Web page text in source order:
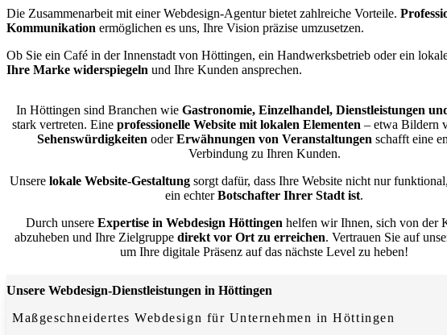
Die Zusammenarbeit mit einer Webdesign-Agentur bietet zahlreiche Vorteile.
Kommunikation ermöglichen es uns, Ihre Vision präzise umzusetzen.
Ob Sie ein Café in der Innenstadt von Höttingen, ein Handwerksbetrieb oder ein
Ihre Marke widerspiegeln und Ihre Kunden ansprechen.
In Höttingen sind Branchen wie Gastronomie, Einzelhandel, Dienstleistungen
stark vertreten. Eine professionelle Website mit lokalen Elementen – etwa Bildern
Sehenswürdigkeiten oderErwähnungen von Veranstaltungen schafft eine
Verbindung zu Ihren Kunden.
Unsere lokale Website-Gestaltungsorgt dafür, dass Ihre Website nicht nur
ein echterBotschafter Ihrer Stadt ist.
Durch unsere Expertise in Webdesign Höttingen helfen wir Ihnen, sich von der
abzuheben und Ihre Zielgruppe direkt vor Ort zu erreichen. Vertrauen Sie auf
um Ihre digitale Präsenz auf das nächste Level zu heben!
Unsere Webdesign-Dienstleistungen in Höttingen
Maßgeschneidertes Webdesign für Unternehmen in Höttingen